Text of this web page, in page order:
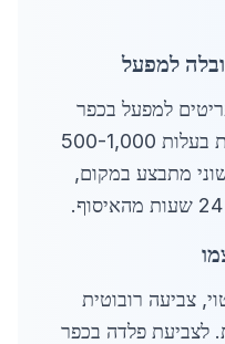
למפעל בכפר
סבא. משאיות מיוחדות זמינות בעלות 500-1,000
מתבצע במקום,
צביעה רובוטית
ב-200 מעלות. לצביעת פלדה בכפר